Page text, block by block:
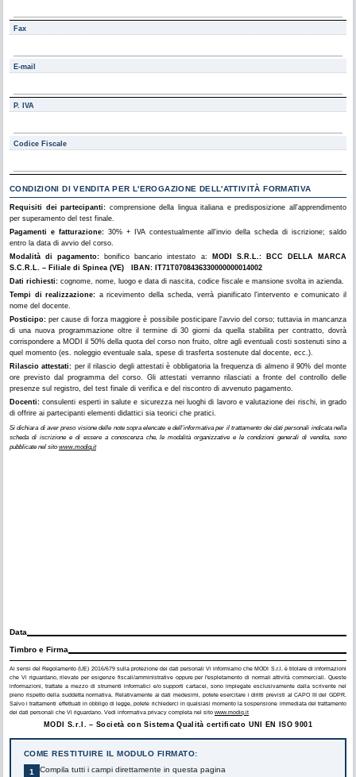
Fax
E-mail
P. IVA
Codice Fiscale
CONDIZIONI DI VENDITA PER L'EROGAZIONE DELL'ATTIVITÀ FORMATIVA
Requisiti dei partecipanti: comprensione della lingua italiana e predisposizione all'apprendimento
per superamento del test finale.
Pagamenti e fatturazione:30% + IVA contestualmente all'invio della scheda di iscrizione; saldo
entro la data di avvio del corso.
Modalità di pagamento: bonifico bancario intestato a:
MODI S.R.L.: BCC DELLA MARCA
S.C.R.L. – Filiale di Spinea (VE) IBAN: IT71T0708436330000000014002
Dati richiesti: cognome, nome, luogo e data di nascita, codice fiscale e mansione svolta in azienda.
Tempi di realizzazione: a ricevimento della scheda, verrà pianificato l'intervento e comunicato il
nome del docente.
Posticipo: per cause di forza maggiore è possibile posticipare l'avvio del corso; tuttavia in mancanza
di una nuova programmazione oltre il termine di 30 giorni da quella stabilita per contratto, dovrà
corrispondere a MODI il 50% della quota del corso non fruito, oltre agli eventuali costi sostenuti sino a
quel momento (es. noleggio eventuale sala, spese di trasferta sostenute dal docente, ecc.).
Rilascio attestati: per il rilascio degli attestati è obbligatoria la frequenza di almeno il 90% del monte
ore previsto dal programma del corso. Gli attestati verranno rilasciati a fronte del controllo delle
presenze sul registro, del test finale di verifica e del riscontro di avvenuto pagamento.
Docenti: consulenti esperti in salute e sicurezza nei luoghi di lavoro e valutazione dei rischi, in grado
di offrire ai partecipanti elementi didattici sia teorici che pratici.
Si dichiara di aver preso visione delle note sopra elencate e dell'informativa per il trattamento dei dati personali indicata nella
scheda di iscrizione e di essere a conoscenza che, le modalità organizzative e le condizioni generali di vendita, sono
pubblicate nel sitowww.modiq.it
Data
Timbro e Firma
Ai sensi del Regolamento (UE) 2016/679 sulla protezione dei dati personali Vi informiamo che MODI S.r.l. è titolare di informazioni
che Vi riguardano, rilevate per esigenze fiscali/amministrative oppure per l'espletamento di normali attività commerciali. Queste
informazioni, trattate a mezzo di strumenti informatici e/o supporti cartacei, sono impiegate esclusivamente dalla scrivente nel
pieno rispetto della suddetta normativa. Relativamente ai dati medesimi, potete esercitare i diritti previsti al CAPO III del GDPR.
Salvo i trattamenti effettuati in obbligo di legge, potete richiederci in qualsiasi momento la sospensione immediata del trattamento
dei dati personali che Vi riguardano. Vedi informativa privacy completa nel sito www.modiq.it
MODI S.r.l. – Società con Sistema Qualità certificato UNI EN ISO 9001
COME RESTITUIRE IL MODULO FIRMATO:
1 Compila tutti i campi direttamente in questa pagina